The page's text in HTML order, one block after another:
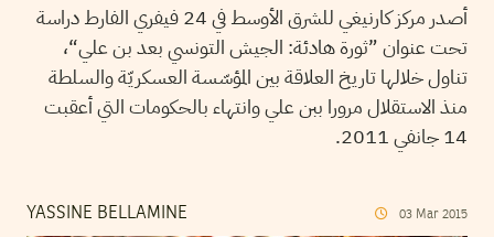
أصدر مركز كارنيغي للشرق الأوسط في 24 فيفري الفارط دراسة
تحت عنوان ”ثورة هادئة: الجيش التونسي بعد بن علي“،
تناول خلالها تاريخ العلاقة بين المؤسّسة العسكريّة والسلطة
منذ الاستقلال مرورا ببن علي وانتهاء بالحكومات التي أعقبت
14 جانفي 2011.
YASSINE BELLAMINE 03 Mar 2015